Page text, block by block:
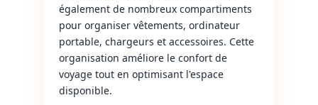
également de nombreux compartiments
pour organiser vêtements, ordinateur
portable, chargeurs et accessoires. Cette
organisation améliore le confort de
voyage tout en optimisant l'espace
disponible.